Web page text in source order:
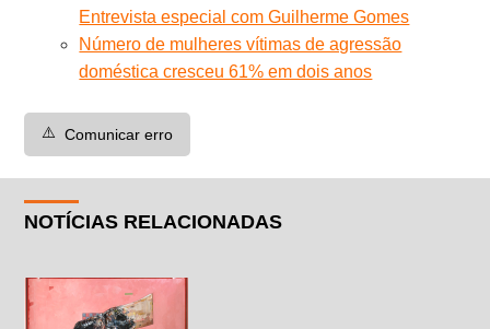
Entrevista especial com Guilherme Gomes
Número de mulheres vítimas de agressão
doméstica cresceu 61% em dois anos
⚠️ Comunicar erro
NOTÍCIAS RELACIONADAS